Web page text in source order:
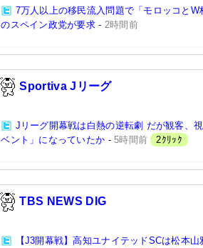
7万人以上の移民流入問題で「モロッコと
のスペイン政党が要求 - 2時間前
Sportiva Jリーグ
Jリーグ開幕戦は白熱の逆転劇 だが観客、
ベント」になっていたか -5時間前 2ｸﾘｯｸ
TBS NEWS DIG
【J3開幕戦】高知ユナイテッドSCは松本